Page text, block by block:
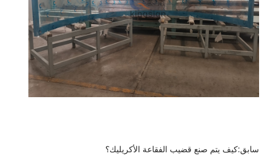
سابق:كيف يتم صنع قضيب الفقاعة الأكريليك؟